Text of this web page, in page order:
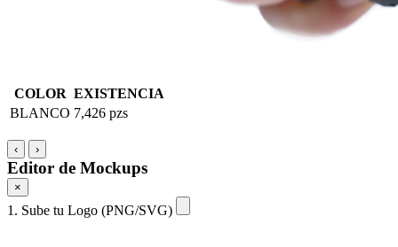
COLOR EXISTENCIA
BLANCO 7,426 pzs
‹ ›
Editor de Mockups
×
1. Sube tu Logo (PNG/SVG)